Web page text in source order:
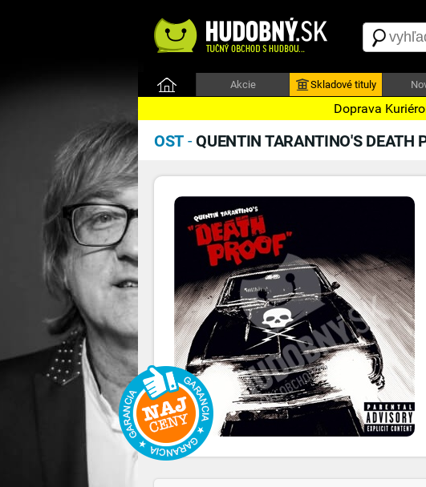
Akcie Skladové tituly
Doprava
OST -QUENTIN TARANTINO'S DEATH